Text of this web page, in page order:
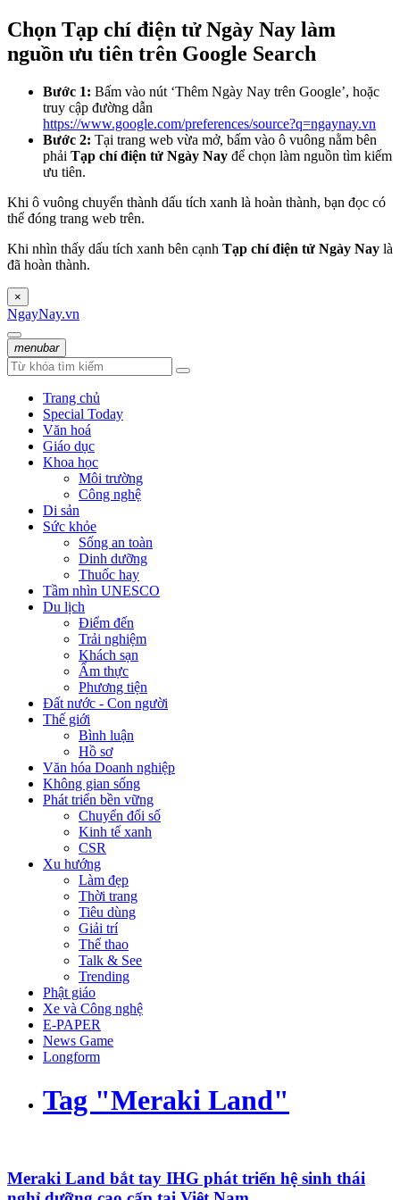
Chọn Tạp chí điện tử Ngày Nay làm
nguồn ưu tiên trên Google Search
Bước 1: Bấm vào nút ‘Thêm Ngày Nay trên Google’, hoặc
truy cập đường dẫn
https://www.google.com/preferences/source?q=ngaynay.vn
Bước 2: Tại trang web vừa mở, bấm vào ô vuông nằm bên
phải Tạp chí điện tử Ngày Nay để chọn làm nguồn tìm kiếm
ưu tiên.
Khi ô vuông chuyển thành dấu tích xanh là hoàn thành, bạn đọc có
thể đóng trang web trên.
Khi nhìn thấy dấu tích xanh bên cạnh Tạp chí điện tử Ngày Nay là
đã hoàn thành.
×
NgayNay.vn
menubar
Trang chủ
Special Today
Văn hoá
Giáo dục
Khoa học
Môi trường
Công nghệ
Di sản
Sức khỏe
Sống an toàn
Dinh dưỡng
Thuốc hay
Tầm nhìn UNESCO
Du lịch
Điểm đến
Trải nghiệm
Khách sạn
Ẩm thực
Phương tiện
Đất nước - Con người
Thế giới
Bình luận
Hồ sơ
Văn hóa Doanh nghiệp
Không gian sống
Phát triển bền vững
Chuyển đổi số
Kinh tế xanh
CSR
Xu hướng
Làm đẹp
Thời trang
Tiêu dùng
Giải trí
Thể thao
Talk & See
Trending
Phật giáo
Xe và Công nghệ
E-PAPER
News Game
Longform
Tag "Meraki Land"
Meraki Land bắt tay IHG phát triển hệ sinh thái